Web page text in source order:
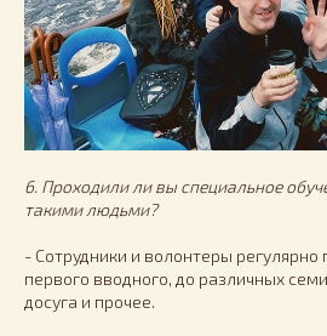
6. Проходили ли вы специальное
такими людьми?
- Сотрудники и волонтеры регулярно
первого вводного, до различных
досуга и прочее.